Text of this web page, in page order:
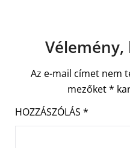
Vélemény,
Az e-mail címet nem
mezőket*
HOZZÁSZÓLÁS *